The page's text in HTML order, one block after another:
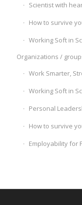
Scientist with
How to survive
Working Soft in
Organizations /
Work Smarter,
Working Soft in
Personal
How to survive
Employability for